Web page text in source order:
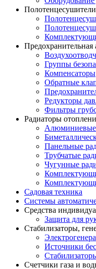
Полотенцесушители
Предохранительная
Группы
Компенсаторы
Обратные
Редукторы
Фильтры
Радиаторы
Алюминиевые
Панельные
Трубчатые
Чугунные
Садовая техника
Системы
Средства
Защита для
Стабилизаторы,
Источники
Счетчики газа и